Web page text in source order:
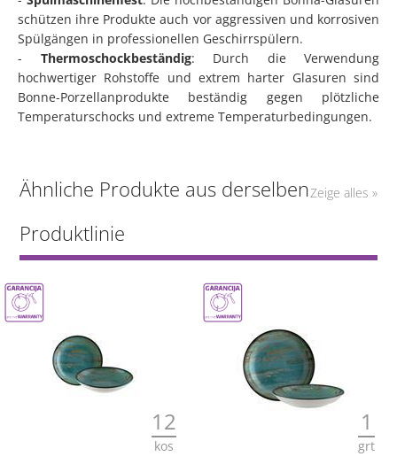
schützen ihre Produkte auch vor aggressiven und korrosiven
Spülgängen in professionellen Geschirrspülern.
- Thermoschockbeständig: Durch die Verwendung
hochwertiger Rohstoffe und extrem harter Glasuren sind
Bonne-Porzellanprodukte beständig gegen plötzliche
Temperaturschocks und extreme Temperaturbedingungen.
Ähnliche Produkte aus derselben
Produktlinie
Zeige alles »
12
kos
1
grt